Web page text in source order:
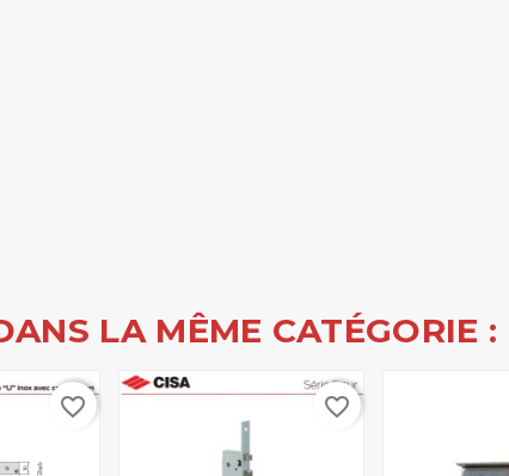
LA MÊME CATÉGORIE :
favorite_border favorite_border